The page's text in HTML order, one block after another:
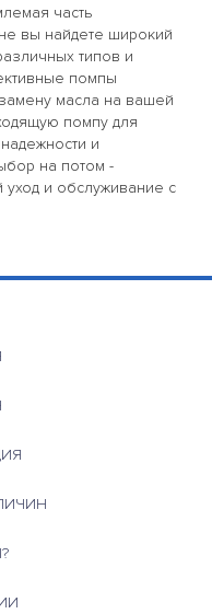
часть
вы найдете широкий
типов и
помпы
масла на вашей
помпу для
и
на потом -
уход и обслуживание с